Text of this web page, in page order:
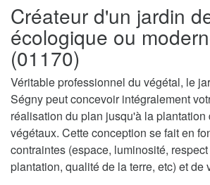
Créateur d'un jardin
écologique ou
(01170)
Véritable professionnel du végétal, le
Ségny peut concevoir intégralement
réalisation du plan jusqu'à la plantation
végétaux. Cette conception se fait en
contraintes (espace, luminosité,
plantation, qualité de la terre, etc) et de